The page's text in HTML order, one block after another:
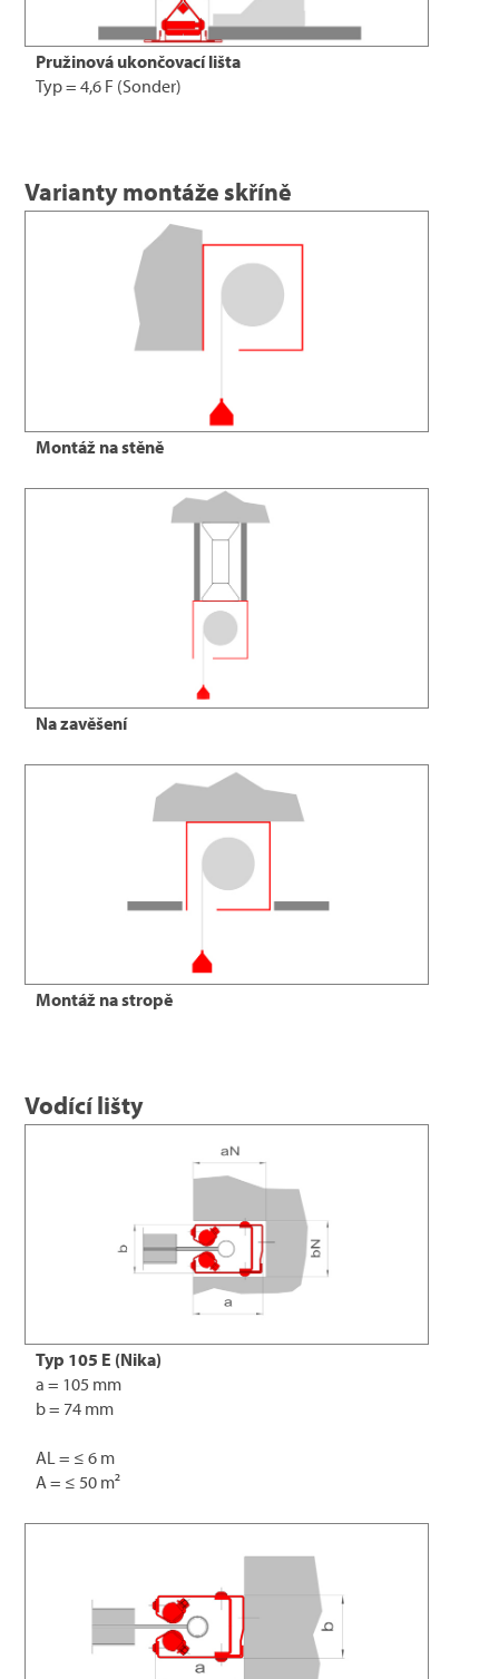
Pružinová ukončovací lišta
Typ = 4,6 F (Sonder)
Varianty montáže skříně
Montáž na stěně
Na zavěšení
Montáž na stropě
Vodící lišty
Typ 105 E (Nika)
a = 105 mm
b = 74 mm
AL = ≤ 6 m
A = ≤ 50 m²